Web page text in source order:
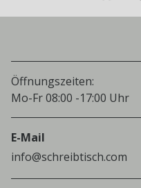
Öffnungszeiten:
Mo-Fr 08:00 -17:00 Uhr
E-Mail
info@schreibtisch.com